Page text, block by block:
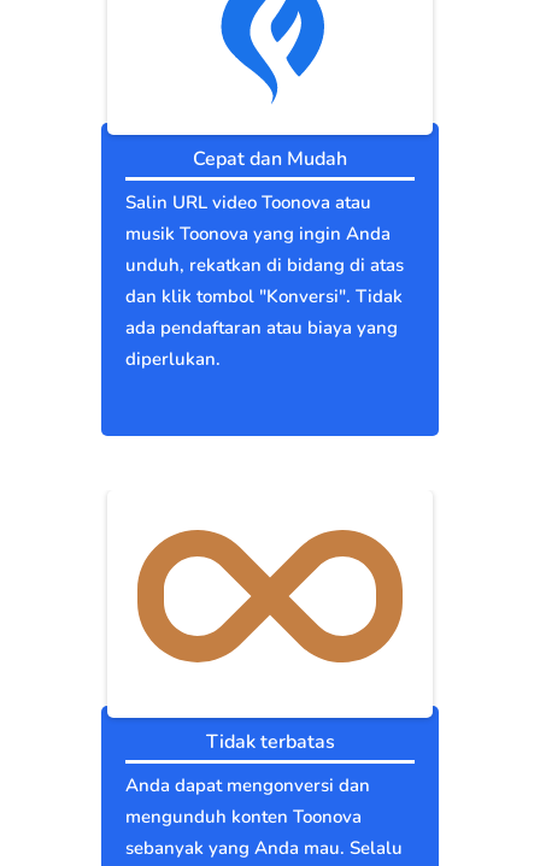
Cepat dan Mudah
Salin URL video Toonova atau
musik Toonova yang ingin Anda
unduh, rekatkan di bidang di atas
dan klik tombol "Konversi". Tidak
ada pendaftaran atau biaya yang
diperlukan.
Tidak terbatas
Anda dapat mengonversi dan
mengunduh konten Toonova
sebanyak yang Anda mau. Selalu